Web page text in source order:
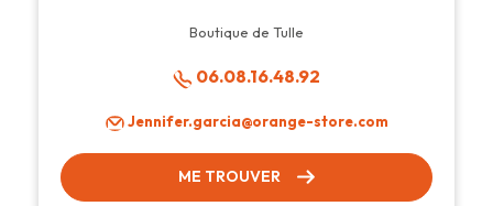
Boutique de Tulle
06.08.16.48.92
Jennifer.garcia@orange-store.com
ME TROUVER